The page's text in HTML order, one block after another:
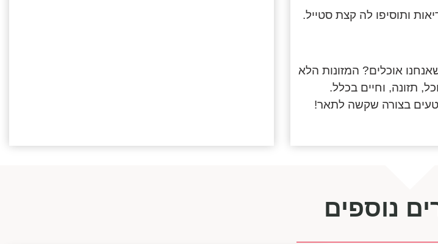
ותוסיפו לה קצת סטייל.
אוכלים? המזונות הלא
תזונה, וחיים בכלל.
בצורה שקשה לתאר!
נוספים